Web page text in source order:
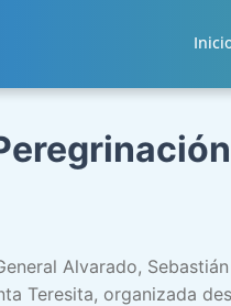
Alvarado,
Teresita, organizada